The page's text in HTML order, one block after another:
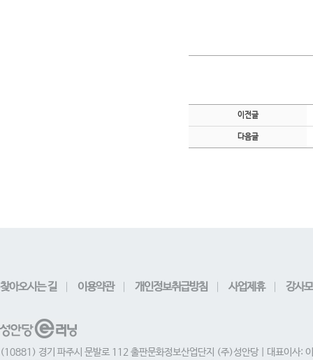
이전글
다음글
찾아오시는 길 이용약관 개인정보취급방침 사업제휴 강사
(10881) 경기 파주시 문발로 112 출판문화정보산업단지 (주)성안당 | 대표이사: